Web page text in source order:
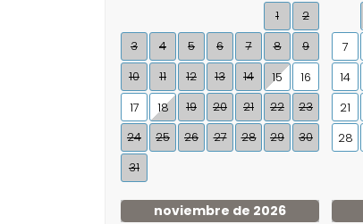
1
2
3
4 5 6 7 8
9
10
11 12 13 14 15
16
17
18 19 20 21 22
23
24
25 26 27 28 29
30
31
7
14
21
28
noviembre de 2026